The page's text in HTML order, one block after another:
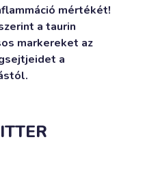
mértékét!
a taurin
markereket az
a